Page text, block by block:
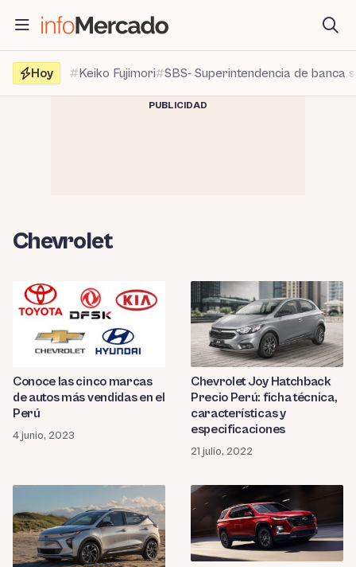
contenido
Hoy
Keiko Fujimori SBS- Superintendencia de banca
PUBLICIDAD
Chevrolet
Conoce las cinco marcas
de autos más vendidas en el
Perú
4 junio, 2023
Chevrolet Joy Hatchback
Precio Perú: ficha técnica,
características y
especificaciones
21 julio, 2022